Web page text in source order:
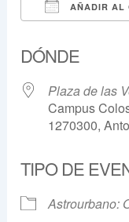
AÑADIR AL
DÓNDE
Plaza de las
Campus
1270300,
TIPO DE
Astrourbano: